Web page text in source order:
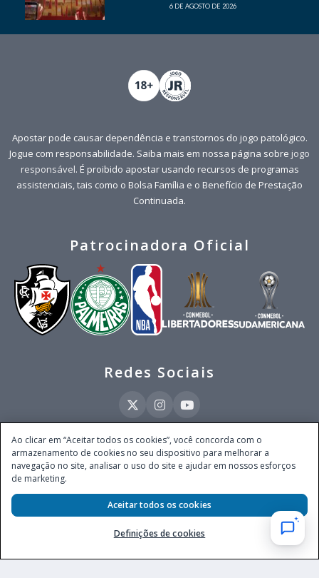
6 DE AGOSTO DE 2026
Apostar pode causar dependência e transtornos do jogo patológico.
Jogue com responsabilidade. Saiba mais em nossa página sobre jogo
responsável. É proibido apostar usando recursos de programas
assistenciais, tais como o Bolsa Família e o Benefício de Prestação
Continuada.
Patrocinadora Oficial
Redes Sociais
Este site é operado pela Ventmear Brasil LTDA (CNPJ 52.868.380/0001-84), com
endereço na Avenida Brigadeiro Faria Lima, nº 4.055, 3º andar, Itaim Bibi, no
Município de São Paulo, Estado de São Paulo, CEP 04538-133, Brasil - empresa
autorizada a operar apostas de quota fixa em todo território nacional pela
Secretaria de Prêmios e Apostas do Ministério da Fazenda, conforme Portaria nº
247, de 07.02.2025, publicada no DOU em 11.2.2025.
Ao clicar em “Aceitar todos os cookies”, você concorda com o
armazenamento de cookies no seu dispositivo para melhorar a
navegação no site, analisar o uso do site e ajudar em nossos esforços
de marketing.
Definições de cookies
Aceitar todos os cookies